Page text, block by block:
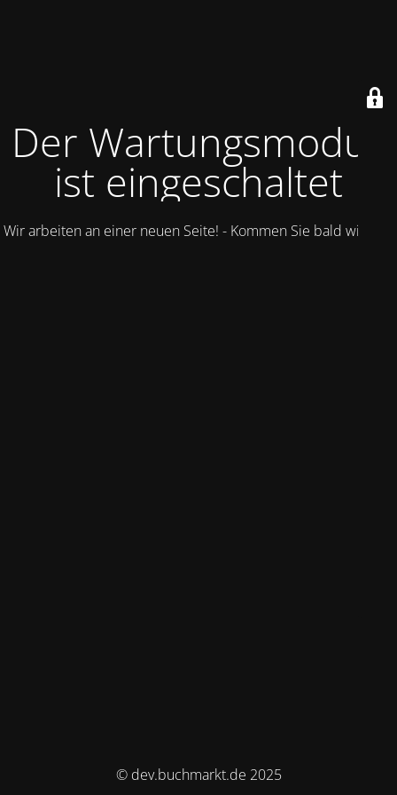
Der Wartungsmodus
ist eingeschaltet
Wir arbeiten an einer neuen Seite! - Kommen Sie bald wieder.
© dev.buchmarkt.de 2025